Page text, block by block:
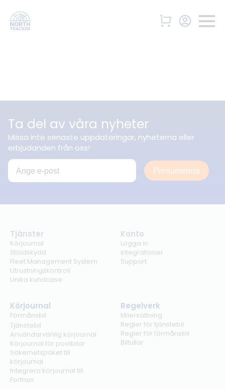
Ta del av våra nyheter
Missa inte senaste uppdateringar, nyheterna eller
erbjudanden från oss!
Prenumerera
Tjänster
Körjournal
Stöldskydd
Fleet Management System
Utrustningskontroll
Unika kundcase
Konto
Logga in
Integrationer
Support
Körjournal
Förmånsbil
Tjänstebil
Användarvänlig körjournal
Körjournal för poolbilar
Säkerhetspaket till
körjournal
Integrera körjournal till
Fortnox
Regelverk
Milersättning
Regler för tjänstebil
Regler för förmånsbil
Biltullar